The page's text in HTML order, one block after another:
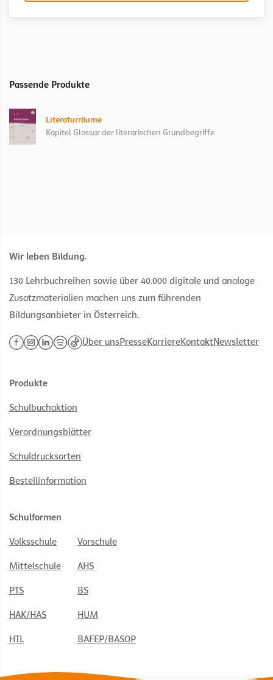
Passende Produkte
Literaturräume
Kapitel Glossar der literarischen Grundbegriffe
Wir leben Bildung.
130 Lehrbuchreihen sowie über 40.000 digitale und analoge
Zusatzmaterialien machen uns zum führenden
Bildungsanbieter in Österreich.
Über unsPresseKarriereKontaktNewsletter
Produkte
Schulbuchaktion
Verordnungsblätter
Schuldrucksorten
Bestellinformation
Schulformen
Volksschule Vorschule
Mittelschule AHS
PTS BS
HAK/HAS HUM
HTL BAFEP/BASOP